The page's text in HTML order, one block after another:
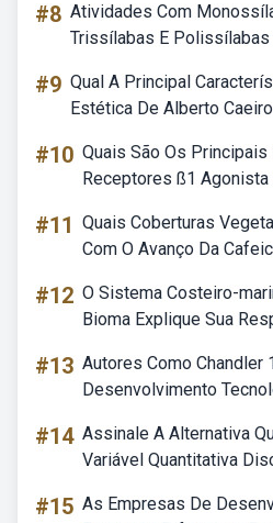
#8 Atividades Com
Trissílabas E Polissílabas
#9 Qual A Principal
Estética De Alberto Caeiro
#10 Quais São Os
Receptores ß1
#11 Quais Coberturas
Com O Avanço Da
#12 O Sistema Costeiro-
Bioma Explique Sua
#13 Autores Como Chandler
Desenvolvimento
#14 Assinale A Alternativa
Variável Quantitativa
#15 As Empresas De